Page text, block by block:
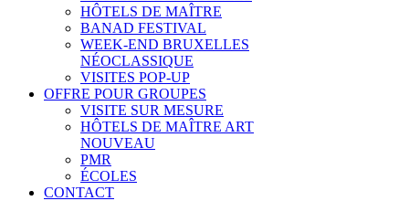
HÔTELS DE MAÎTRE
BANAD FESTIVAL
WEEK-END BRUXELLES
NÉOCLASSIQUE
VISITES POP-UP
OFFRE POUR GROUPES
VISITE SUR MESURE
HÔTELS DE MAÎTRE ART
NOUVEAU
PMR
ÉCOLES
CONTACT